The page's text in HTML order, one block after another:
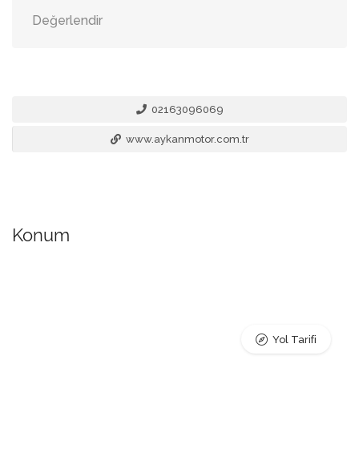
Değerlendir
02163096069
www.aykanmotor.com.tr
Konum
Yol Tarifi